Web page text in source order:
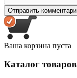
Ваша корзина пуста
Каталог товаров